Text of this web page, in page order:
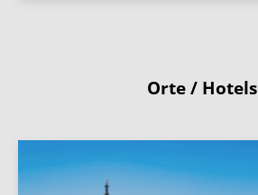
Orte / Hotels